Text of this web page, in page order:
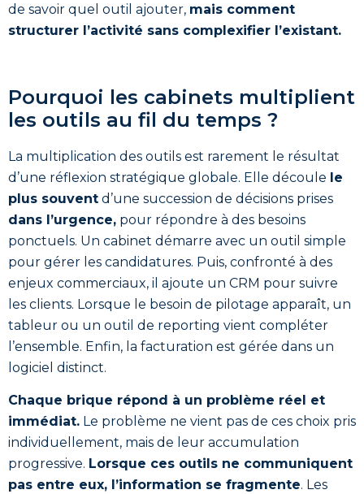
de savoir quel outil ajouter, mais comment
structurer l’activité sans complexifier l’existant.
Pourquoi les cabinets multiplient
les outils au fil du temps ?
La multiplication des outils est rarement le résultat
d’une réflexion stratégique globale. Elle découle le
plus souvent d’une succession de décisions prises
dans l’urgence, pour répondre à des besoins
ponctuels. Un cabinet démarre avec un outil simple
pour gérer les candidatures. Puis, confronté à des
enjeux commerciaux, il ajoute un CRM pour suivre
les clients. Lorsque le besoin de pilotage apparaît, un
tableur ou un outil de reporting vient compléter
l’ensemble. Enfin, la facturation est gérée dans un
logiciel distinct.
Chaque brique répond à un problème réel et
immédiat. Le problème ne vient pas de ces choix pris
individuellement, mais de leur accumulation
progressive. Lorsque ces outils ne communiquent
pas entre eux, l’information se fragmente. Les